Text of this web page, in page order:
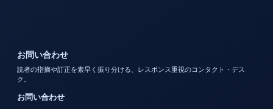
お問い合わせ
読者の指摘や訂正を素早く振り分ける、レスポンス重視のコンタクト・デス
ク。
お問い合わせ